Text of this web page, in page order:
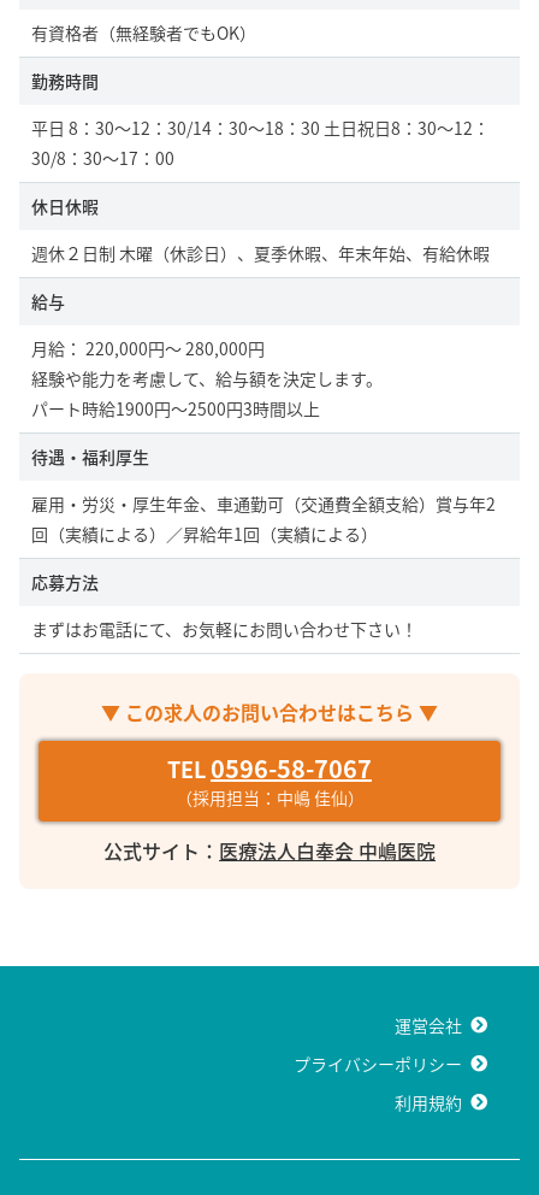
有資格者（無経験者でもOK）
勤務時間
平日 8：30～12：30/14：30～18：30 土日祝日8：30～12：
30/8：30～17：00
休日休暇
週休２日制 木曜（休診日）、夏季休暇、年末年始、有給休暇
給与
月給： 220,000円～ 280,000円
経験や能力を考慮して、給与額を決定します。
パート時給1900円〜2500円3時間以上
待遇・福利厚生
雇用・労災・厚生年金、車通勤可（交通費全額支給）賞与年2
回（実績による）／昇給年1回（実績による）
応募方法
まずはお電話にて、お気軽にお問い合わせ下さい！
▼ この求人のお問い合わせはこちら ▼
TEL0596-58-7067
（採用担当：中嶋 佳仙）
公式サイト： 医療法人白奉会 中嶋医院
運営会社
プライバシーポリシー
利用規約